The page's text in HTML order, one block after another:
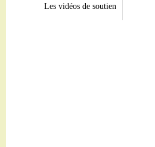
Les vidéos de soutien